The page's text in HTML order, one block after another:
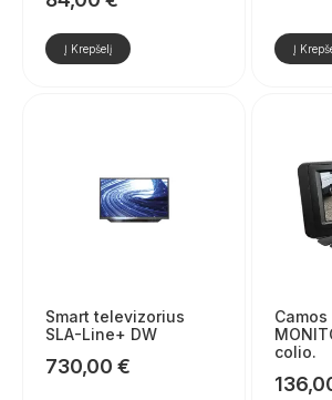
Į Krepšelį Į
Smart televizorius
SLA-Line+ DW
730,00 €
colio.